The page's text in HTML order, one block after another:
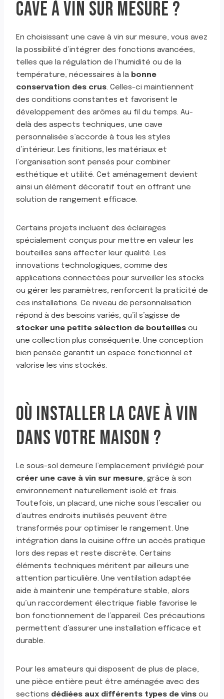
CAVE À VIN SUR MESURE ?
En choisissant une cave à vin sur mesure, vous avez
la possibilité d’intégrer des fonctions avancées,
telles que la régulation de l’humidité ou de la
température, nécessaires à la bonne
conservation des crus. Celles-ci maintiennent
des conditions constantes et favorisent le
développement des arômes au fil du temps. Au-
delà des aspects techniques, une cave
personnalisée s’accorde à tous les styles
d’intérieur. Les finitions, les matériaux et
l’organisation sont pensés pour combiner
esthétique et utilité. Cet aménagement devient
ainsi un élément décoratif tout en offrant une
solution de rangement efficace.
Certains projets incluent des éclairages
spécialement conçus pour mettre en valeur les
bouteilles sans affecter leur qualité. Les
innovations technologiques, comme des
applications connectées pour surveiller les stocks
ou gérer les paramètres, renforcent la praticité de
ces installations. Ce niveau de personnalisation
répond à des besoins variés, qu’il s’agisse de
stocker une petite sélection de bouteilles ou
une collection plus conséquente. Une conception
bien pensée garantit un espace fonctionnel et
valorise les vins stockés.
OÙ INSTALLER LA CAVE À VIN
DANS VOTRE MAISON ?
Le sous-sol demeure l’emplacement privilégié pour
créer une cave à vin sur mesure, grâce à son
environnement naturellement isolé et frais.
Toutefois, un placard, une niche sous l’escalier ou
d’autres endroits inutilisés peuvent être
transformés pour optimiser le rangement. Une
intégration dans la cuisine offre un accès pratique
lors des repas et reste discrète. Certains
éléments techniques méritent par ailleurs une
attention particulière. Une ventilation adaptée
aide à maintenir une température stable, alors
qu’un raccordement électrique fiable favorise le
bon fonctionnement de l’appareil. Ces précautions
permettent d’assurer une installation efficace et
durable.
Pour les amateurs qui disposent de plus de place,
une pièce entière peut être aménagée avec des
sections dédiées aux différents types de vins ou